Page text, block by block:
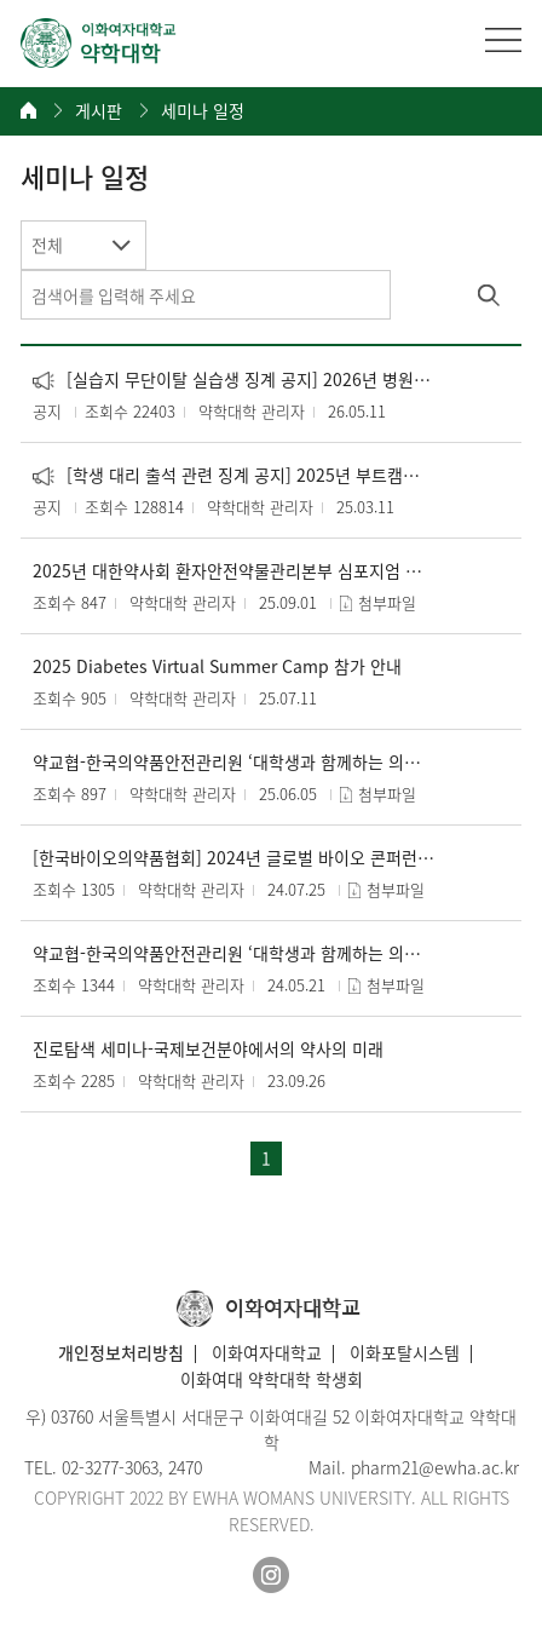
게시판 세미나 일정
세미나 일정
전체
[실습지 무단이탈 실습생 징계 공지] 2026년 병원 필수실무실습 관련
공지 조회수 22403 약학대학 관리자 26.05.11
[학생 대리 출석 관련 징계 공지] 2025년 부트캠프 수업관련
공지 조회수 128814 약학대학 관리자 25.03.11
2025년 대한약사회 환자안전약물관리본부 심포지엄 개최
조회수 847 약학대학 관리자 25.09.01 첨부파일
2025 Diabetes Virtual Summer Camp 참가 안내
조회수 905 약학대학 관리자 25.07.11
약교협-한국의약품안전관리원 ‘대학생과 함께하는 의약품 안전 세미나’ 개최 안내
조회수 897 약학대학 관리자 25.06.05 첨부파일
[한국바이오의약품협회] 2024년 글로벌 바이오 콘퍼런스 개최
조회수 1305 약학대학 관리자 24.07.25 첨부파일
약교협-한국의약품안전관리원 ‘대학생과 함께하는 의약품 안전 세미나’ 안내
조회수 1344 약학대학 관리자 24.05.21 첨부파일
진로탐색 세미나-국제보건분야에서의 약사의 미래
조회수 2285 약학대학 관리자 23.09.26
1
이화여자대학교
개인정보처리방침 이화여자대학교
이화포탈시스템
이화여대 약학대학 학생회
우) 03760 서울특별시 서대문구 이화여대길 52 이화여자대학교 약학대
학
TEL. 02-3277-3063, 2470Mail. pharm21@ewha.ac.kr
COPYRIGHT 2022 BY EWHA WOMANS UNIVERSITY. ALL RIGHTS
RESERVED.